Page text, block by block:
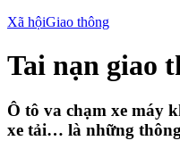
Xã hộiGiao thông
Tai nạn giao
Ô tô va chạm xe máy
xe tải… là những